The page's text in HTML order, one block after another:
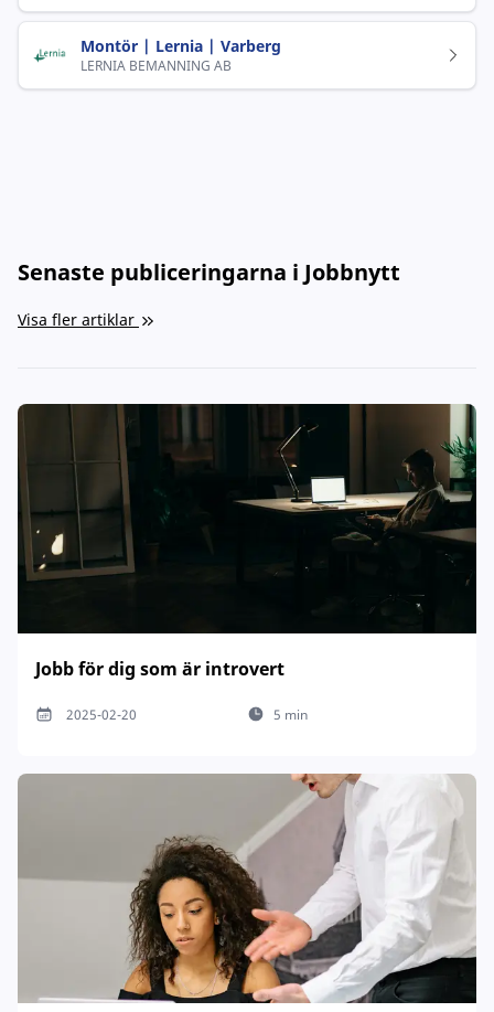
Montör | Lernia | Varberg
LERNIA BEMANNING AB
Senaste publiceringarna i Jobbnytt
Visa fler artiklar
Jobb för dig som är introvert
2025-02-20 5 min